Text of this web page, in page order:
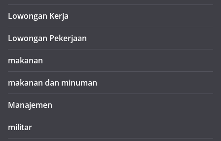
Lowongan Kerja
Lowongan Pekerjaan
makanan
makanan dan minuman
Manajemen
militar